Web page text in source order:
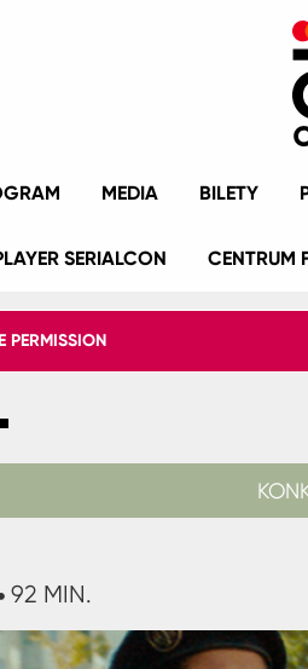
MEDIA BILETY
SERIALCON CENTRUM
PERMISSION
92 MIN.